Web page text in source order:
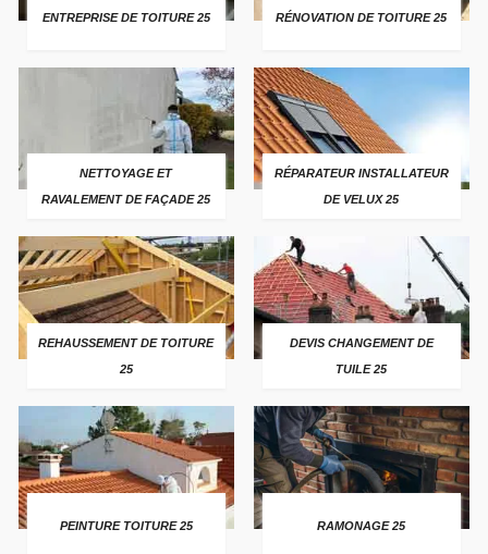
ENTREPRISE DE TOITURE 25 RÉNOVATION DE TOITURE 25
NETTOYAGE ET
RAVALEMENT DE FAÇADE 25
RÉPARATEUR INSTALLATEUR
DE VELUX 25
REHAUSSEMENT DE TOITURE
25
DEVIS CHANGEMENT DE
TUILE 25
PEINTURE TOITURE 25 RAMONAGE 25